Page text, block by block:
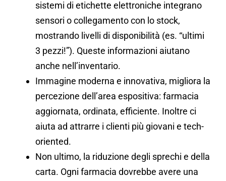
sistemi di etichette elettroniche integrano
sensori o collegamento con lo stock,
mostrando livelli di disponibilità (es. “ultimi
3 pezzi!”). Queste informazioni aiutano
anche nell’inventario.
Immagine moderna e innovativa, migliora la
percezione dell’area espositiva: farmacia
aggiornata, ordinata, efficiente. Inoltre ci
aiuta ad attrarre i clienti più giovani e tech-
oriented.
Non ultimo, la riduzione degli sprechi e della
carta. Ogni farmacia dovrebbe avere una